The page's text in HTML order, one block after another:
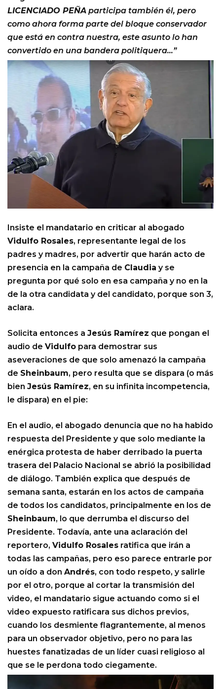
LICENCIADO PEÑA participa también él, pero
como ahora forma parte del bloque conservador
que está en contra nuestra, este asunto lo han
convertido en una bandera politiquera…”
Insiste el mandatario en criticar al abogado
Vidulfo Rosales, representante legal de los
padres y madres, por advertir que harán acto de
presencia en la campaña de Claudia y se
pregunta por qué solo en esa campaña y no en la
de la otra candidata y del candidato, porque son 3,
aclara.
Solicita entonces a Jesús Ramírez que pongan el
audio de Vidulfo para demostrar sus
aseveraciones de que solo amenazó la campaña
de Sheinbaum, pero resulta que se dispara (o más
bien Jesús Ramírez, en su infinita incompetencia,
le dispara) en el pie:
En el audio, el abogado denuncia que no ha habido
respuesta del Presidente y que solo mediante la
enérgica protesta de haber derribado la puerta
trasera del Palacio Nacional se abrió la posibilidad
de diálogo. También explica que después de
semana santa, estarán en los actos de campaña
de todos los candidatos, principalmente en los de
Sheinbaum, lo que derrumba el discurso del
Presidente. Todavía, ante una aclaración del
reportero, Vidulfo Rosales ratifica que irán a
todas las campañas, pero eso parece entrarle por
un oído a don Andrés, con todo respeto, y salirle
por el otro, porque al cortar la transmisión del
video, el mandatario sigue actuando como si el
video expuesto ratificara sus dichos previos,
cuando los desmiente flagrantemente, al menos
para un observador objetivo, pero no para las
huestes fanatizadas de un líder cuasi religioso al
que se le perdona todo ciegamente.